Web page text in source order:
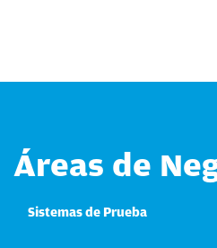
Áreas de
Sistemas de Prueba